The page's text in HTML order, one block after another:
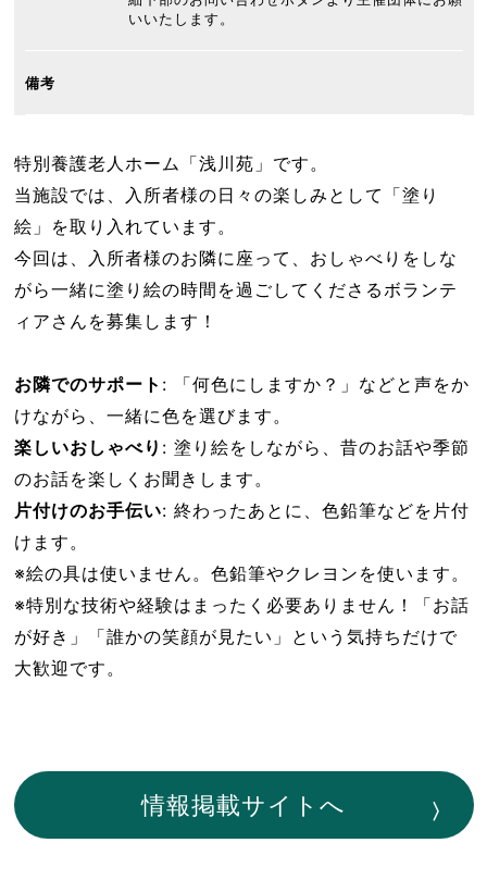
いいたします。
備考
特別養護老人ホーム「浅川苑」です。
当施設では、入所者様の日々の楽しみとして「塗り
絵」を取り入れています。
今回は、入所者様のお隣に座って、おしゃべりをしな
がら一緒に塗り絵の時間を過ごしてくださるボランテ
ィアさんを募集します！
お隣でのサポート : 「何色にしますか？」などと声をか
けながら、一緒に色を選びます。
楽しいおしゃべり : 塗り絵をしながら、昔のお話や季節
のお話を楽しくお聞きします。
片付けのお手伝い: 終わったあとに、色鉛筆などを片付
けます。
※絵の具は使いません。色鉛筆やクレヨンを使います。
※特別な技術や経験はまったく必要ありません！「お話
が好き」「誰かの笑顔が見たい」という気持ちだけで
大歓迎です。
情報掲載サイトへ